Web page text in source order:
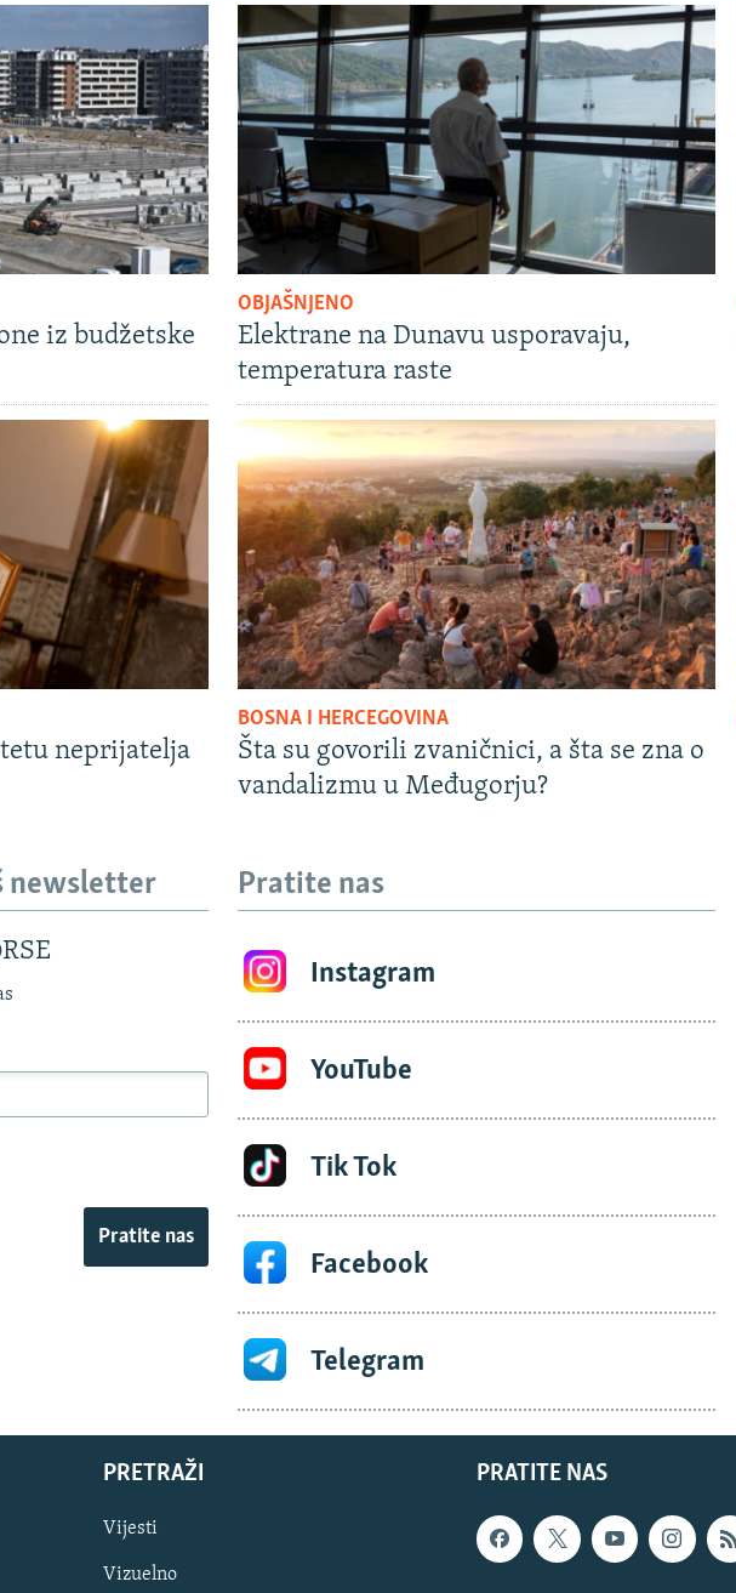
iz budžetske
OBJAŠNJENO
Elektrane na Dunavu usporavaju,
temperatura raste
neprijatelja
BOSNA I HERCEGOVINA
Šta su govorili zvaničnici, a šta se zna o
vandalizmu u Međugorju?
newsletter
Pratite nas
Pratite nas
Instagram
YouTube
Tik Tok
Facebook
Telegram
PRATITE NAS
PRETRAŽI
Vijesti
Vizuelno